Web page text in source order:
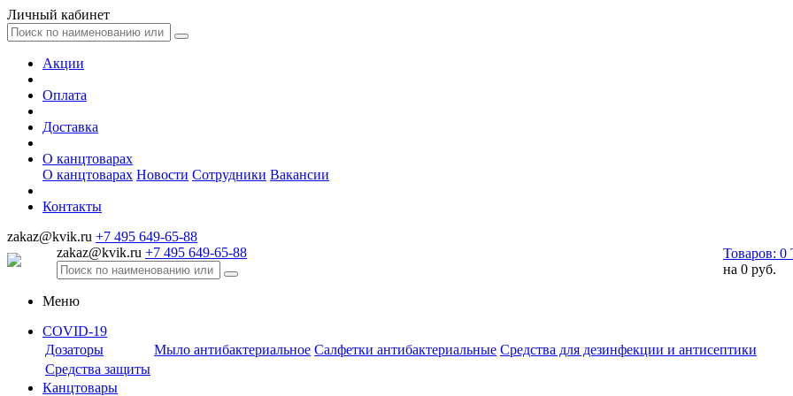
Личный кабинет
Акции
Оплата
Доставка
О канцтоварах
О канцтоварах Новости Сотрудники Вакансии
Контакты
zakaz@kvik.ru +7 495 649-65-88
zakaz@kvik.ru +7 495 649-65-88 Товаров: 0
на 0 руб.
Меню
COVID-19
Дозаторы
Мыло антибактериальное Салфетки антибактериальные Средства для дезинфекции и антисептики
Средства защиты
Канцтовары